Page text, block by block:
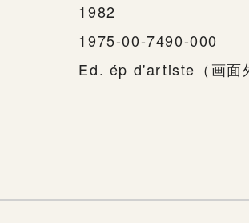
1982
1975-00-7490-000
Ed. ép d'artiste（画面